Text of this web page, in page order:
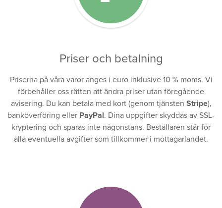
Priser och betalning
Priserna på våra varor anges i euro inklusive 10 % moms. Vi
förbehåller oss rätten att ändra priser utan föregående
avisering. Du kan betala med kort (genom tjänsten Stripe),
banköverföring eller PayPal. Dina uppgifter skyddas av SSL-
kryptering och sparas inte någonstans. Beställaren står för
alla eventuella avgifter som tillkommer i mottagarlandet.